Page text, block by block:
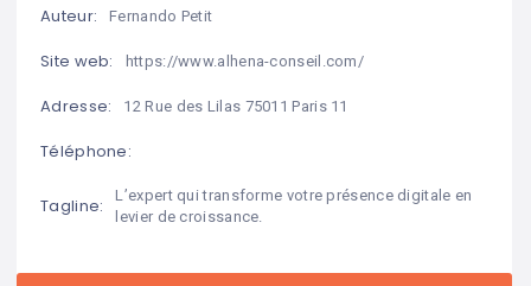
Auteur: Fernando Petit
Site web: https://www.alhena-conseil.com/
Adresse: 12 Rue des Lilas 75011 Paris 11
Téléphone:
Tagline:
L’expert qui transforme votre présence digitale en
levier de croissance.